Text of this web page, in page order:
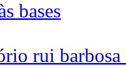
bases
rui